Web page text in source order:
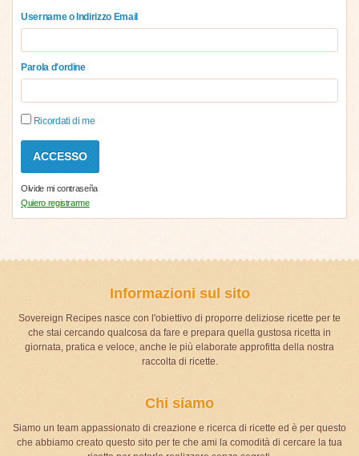
Username o Indirizzo Email
Parola d'ordine
Ricordati di me
Olvide mi contraseña
Quiero registrarme
Informazioni sul sito
Sovereign Recipes nasce con l'obiettivo di proporre deliziose ricette per te
che stai cercando qualcosa da fare e prepara quella gustosa ricetta in
giornata, pratica e veloce, anche le più elaborate approfitta della nostra
raccolta di ricette.
Chi siamo
Siamo un team appassionato di creazione e ricerca di ricette ed è per questo
che abbiamo creato questo sito per te che ami la comodità di cercare la tua